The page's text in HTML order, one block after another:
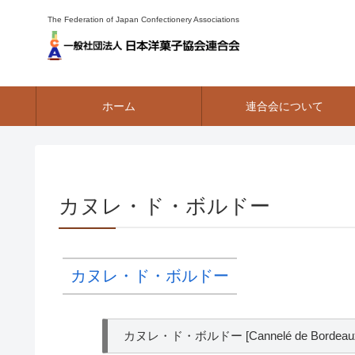
The Federation of Japan Confectionery Associations
ホーム 連合会について
カヌレ・ド・ボルドー
カヌレ・ド・ボルドー
カヌレ・ド・ボルドー [Cannelé de